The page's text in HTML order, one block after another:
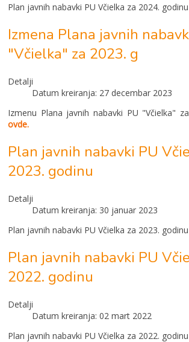
Plan javnih nabavki PU Včielka za 2024.
Izmena Plana javnih
"Včielka" za 2023. g
Detalji
Datum kreiranja: 27 decembar 2023
Izmenu Plana javnih nabavki PU "Včielka"
ovde.
Plan javnih nabavki PU
2023. godinu
Detalji
Datum kreiranja: 30 januar 2023
Plan javnih nabavki PU Včielka za 2023.
Plan javnih nabavki PU
2022. godinu
Detalji
Datum kreiranja: 02 mart 2022
Plan javnih nabavki PU Včielka za 2022.